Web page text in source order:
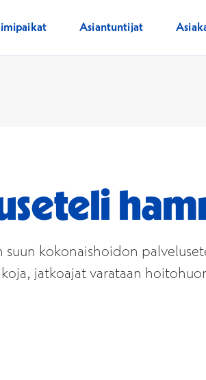
Asiantuntijat
kokonaishoidon
jatkoajat varataan